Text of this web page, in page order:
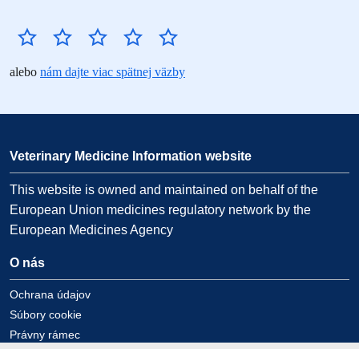
alebo nám dajte viac spätnej väzby
Veterinary Medicine Information website
This website is owned and maintained on behalf of the
European Union medicines regulatory network by the
European Medicines Agency
O nás
Ochrana údajov
Súbory cookie
Právny rámec